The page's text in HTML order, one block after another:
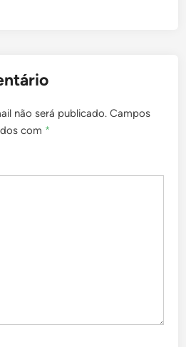
não será publicado. Campos
com *